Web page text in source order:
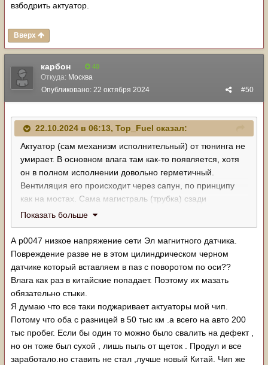
взбодрить актуатор.
Вверх
карбон 40
Откуда: Москва
#50
Опубликовано: 22 октября 2024
22.10.2024 в 06:13, Top_Fuel сказал:
Актуатор (сам механизм исполнительный) от тюнинга не
умирает. В основном влага там как-то появляется, хотя
он в полном исполнении довольно герметичный.
Вентиляция его происходит через сапун, по принципу
как на мостах. Сама магистраль (трубка) сзади
двигателя, в районе гбц. Т.е топить надо по лобовое
стекло, чтобы вода туда залилась… Смазка высыхает,
перемешивается с пылью от щёток. Ещё реже магнит от
корпуса отклеивается на эл.двигателе… или от
вибрации.
В общем обычной профилактики часто достаточно,
чтобы взбодрить актуатор.
Показать больше
А р0047 низкое напряжение сети Эл магнитного датчика.
Повреждение разве не в этом цилиндрическом черном
датчике который вставляем в паз с поворотом по оси??
Влага как раз в китайские попадает. Поэтому их мазать
обязательно стыки.
Я думаю что все таки поджаривает актуаторы мой чип.
Потому что оба с разницей в 50 тыс км .а всего на авто 200
тыс пробег. Если бы один то можно было свалить на дефект ,
но он тоже был сухой , лишь пыль от щеток . Продул и все
заработало.но ставить не стал ,лучше новый Китай. Чип же